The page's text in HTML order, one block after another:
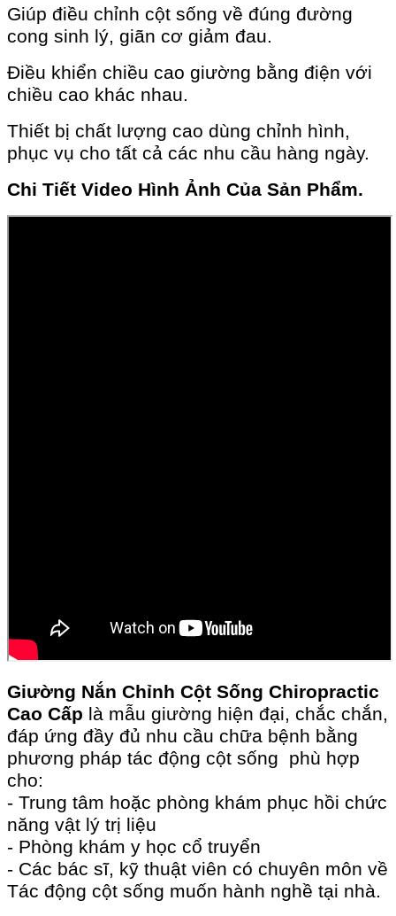
Giúp điều chỉnh cột sống về đúng đường
cong sinh lý, giãn cơ giảm đau.
Điều khiển chiều cao giường bằng điện với
chiều cao khác nhau.
Thiết bị chất lượng cao dùng chỉnh hình,
phục vụ cho tất cả các nhu cầu hàng ngày.
Chi Tiết Video Hình Ảnh Của Sản Phẩm.
Giường Nắn Chỉnh Cột Sống Chiropractic
Cao Cấp là mẫu giường hiện đại, chắc chắn,
đáp ứng đầy đủ nhu cầu chữa bệnh bằng
phương pháp tác động cột sống phù hợp
cho:
- Trung tâm hoặc phòng khám phục hồi chức
năng vật lý trị liệu
- Phòng khám y học cổ truyển
- Các bác sĩ, kỹ thuật viên có chuyên môn về
Tác động cột sống muốn hành nghề tại nhà.